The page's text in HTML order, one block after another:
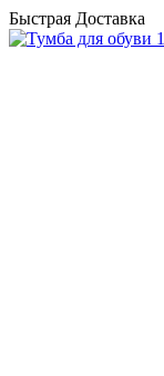
Быстрая Доставка